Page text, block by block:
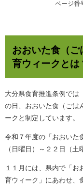
ページ番
おおいた食（
育ウィークとは
大分県食育推進条例で
の日、おおいた食（ごは
ークと制定しています。
令和７年度の「おおいた
（日曜日）～２２日（土
１１月には、県内で「
育ウィーク」にあわせ、